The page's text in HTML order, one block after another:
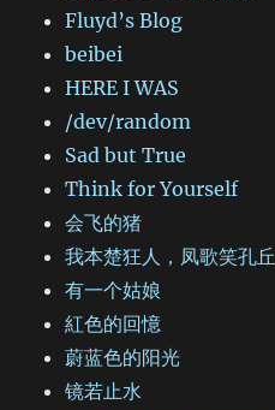
Fluyd’s Blog
beibei
HERE I WAS
/dev/random
Sad but True
Think for Yourself
会飞的猪
我本楚狂人，凤歌笑孔丘
有一个姑娘
紅色的回憶
蔚蓝色的阳光
镜若止水